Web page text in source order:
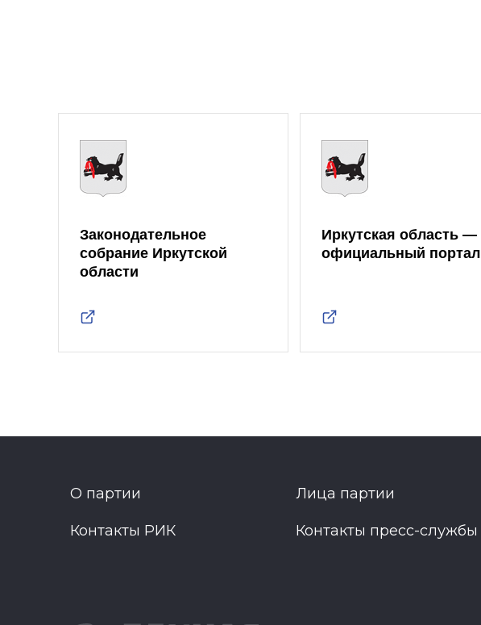
Законодательное
собрание Иркутской
области
Иркутская область —
официальный портал
О партии Лица партии
Контакты РИК Контакты пресс-службы